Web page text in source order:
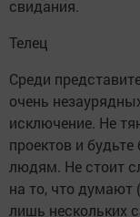
свидания.
Телец
Среди
очень
исключение. Не
проектов и
людям. Не стоит
на то, что думают
лишь нескольких